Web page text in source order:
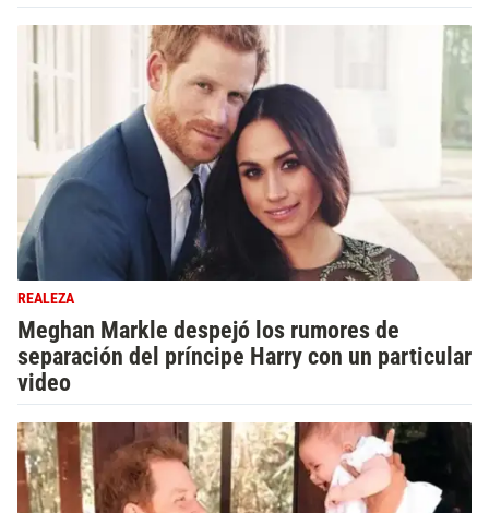
REALEZA
Meghan Markle despejó los rumores de
separación del príncipe Harry con un particular
video